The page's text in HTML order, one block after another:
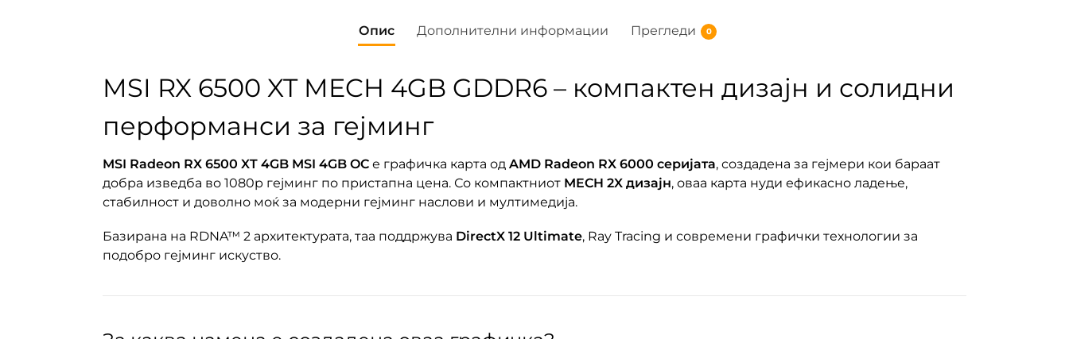
Опис Дополнителни информации Прегледи 0
MSI RX 6500 XT MECH 4GB GDDR6 – компактен дизајн и солидни
перформанси за гејминг
MSI Rаdeon RX 6500 XT 4GB MSI 4GB OCе графичка карта од AMD Radeon RX 6000 серијата, создадена за гејмери кои бараат
добра изведба во 1080p гејминг по пристапна цена. Со компактниот MECH 2X дизајн, оваа карта нуди ефикасно ладење,
стабилност и доволно моќ за модерни гејминг наслови и мултимедија.
Базирана на RDNA™ 2 архитектурата, таа поддржува DirectX 12 Ultimate, Ray Tracing и современи графички технологии за
подобро гејминг искуство.